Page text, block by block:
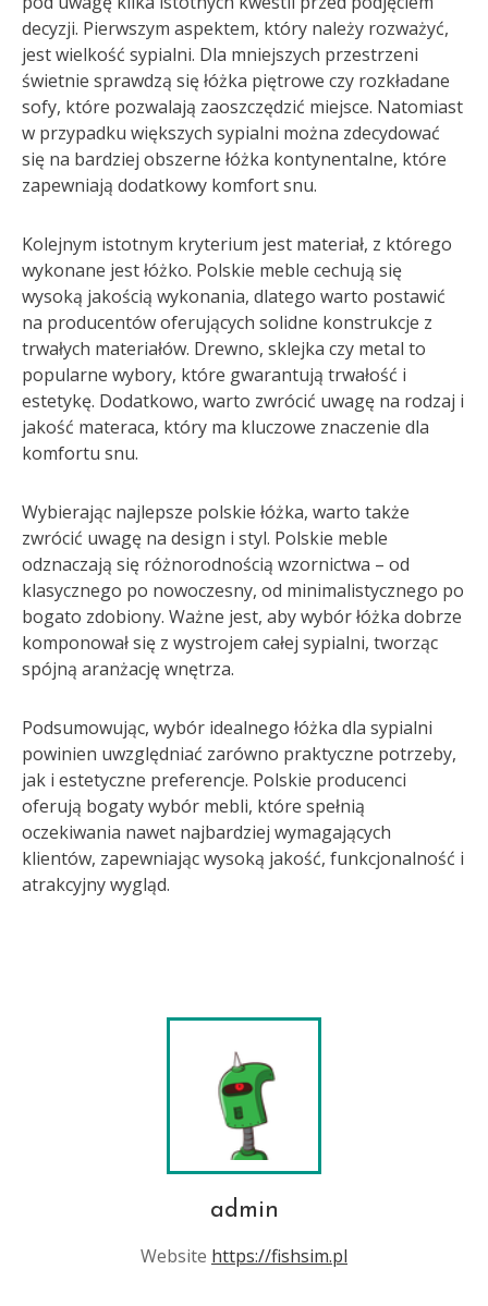
decyzji. Pierwszym aspektem, który należy rozważyć,
jest wielkość sypialni. Dla mniejszych przestrzeni
świetnie sprawdzą się łóżka piętrowe czy rozkładane
sofy, które pozwalają zaoszczędzić miejsce. Natomiast
w przypadku większych sypialni można zdecydować
się na bardziej obszerne łóżka kontynentalne, które
zapewniają dodatkowy komfort snu.
Kolejnym istotnym kryterium jest materiał, z którego
wykonane jest łóżko. Polskie meble cechują się
wysoką jakością wykonania, dlatego warto postawić
na producentów oferujących solidne konstrukcje z
trwałych materiałów. Drewno, sklejka czy metal to
popularne wybory, które gwarantują trwałość i
estetykę. Dodatkowo, warto zwrócić uwagę na rodzaj i
jakość materaca, który ma kluczowe znaczenie dla
komfortu snu.
Wybierając najlepsze polskie łóżka, warto także
zwrócić uwagę na design i styl. Polskie meble
odznaczają się różnorodnością wzornictwa – od
klasycznego po nowoczesny, od minimalistycznego po
bogato zdobiony. Ważne jest, aby wybór łóżka dobrze
komponował się z wystrojem całej sypialni, tworząc
spójną aranżację wnętrza.
Podsumowując, wybór idealnego łóżka dla sypialni
powinien uwzględniać zarówno praktyczne potrzeby,
jak i estetyczne preferencje. Polskie producenci
oferują bogaty wybór mebli, które spełnią
oczekiwania nawet najbardziej wymagających
klientów, zapewniając wysoką jakość, funkcjonalność i
atrakcyjny wygląd.
admin
Website https://fishsim.pl